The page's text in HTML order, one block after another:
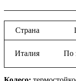
Страна
Италия По